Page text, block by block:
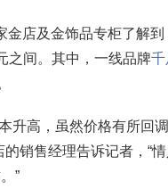
金店及金饰品专柜了解
之间。其中，一线品牌千
升高，虽然价格有所回
销售经理告诉记者，“
”